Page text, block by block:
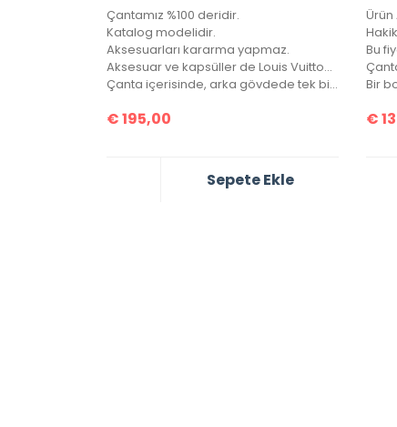
Çantamız %100 deridir.
Katalog modelidir.
Aksesuarları kararma yapmaz.
Aksesuar ve kapsüller de Louis Vuitton yazısı mevcuttur.
Çanta içerisinde, arka gövdede tek bir göz bulunmaktadır.
€195,00
Sepete Ekle
Ürün
€